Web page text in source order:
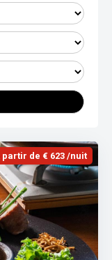
partir de € 623 /nuit